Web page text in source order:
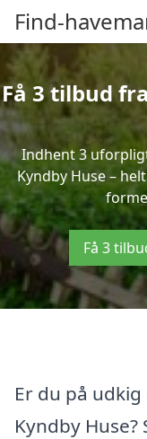
Find-
Få 3 tilbud
Indhent 3
Kyndby Huse –
Få 3
Er du på
Kyndby